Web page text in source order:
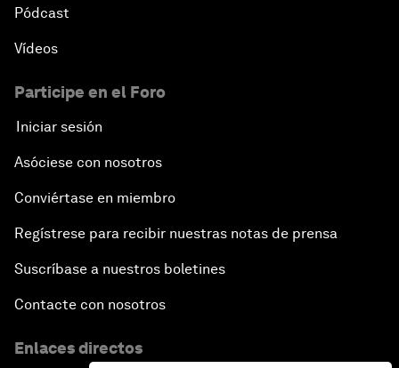
Pódcast
Vídeos
Participe en el Foro
Iniciar sesión
Asóciese con nosotros
Conviértase en miembro
Regístrese para recibir nuestras notas de prensa
Suscríbase a nuestros boletines
Contacte con nosotros
Enlaces directos